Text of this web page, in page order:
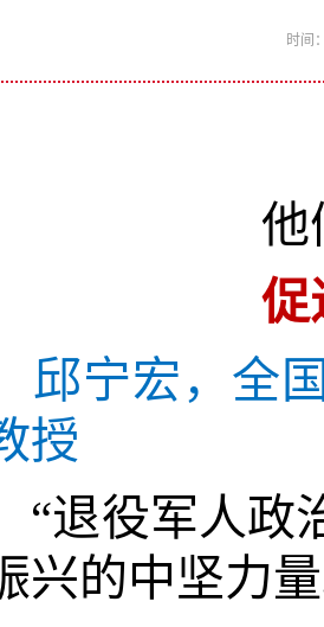
时间
他
促
邱宁宏，全
授
役军人政治
兴的中坚力